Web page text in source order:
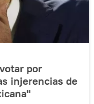
por
injerencias de